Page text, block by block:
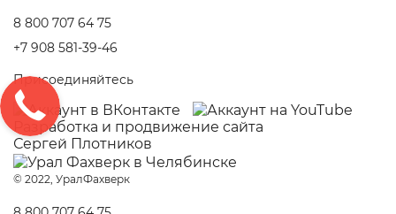
8 800 707 64 75
+7 908 581-39-46
Присоединяйтесь
Разработка и продвижение сайта
Сергей Плотников
© 2022, УралФахверк